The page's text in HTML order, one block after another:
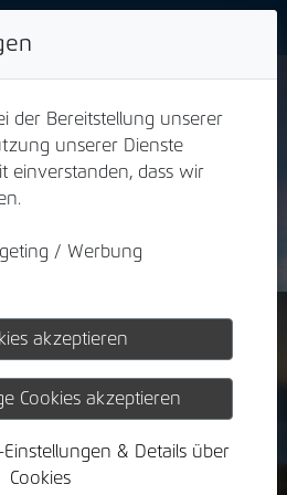
&
Seit über
der Bereitstellung unserer
unserer Dienste
einverstanden, dass wir
/ Werbung
akzeptieren
Cookies akzeptieren
Einstellungen & Details über
Cookies